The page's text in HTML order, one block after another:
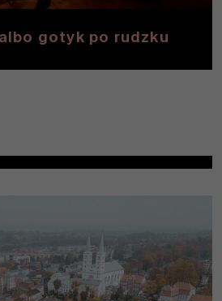
gotyk po rudzku
oparciu o
sposób
korzystania z
strona
internetowa
wizyty. Jeśli
odrzucisz te
pliki cookie,